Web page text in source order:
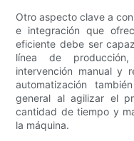
Otro aspecto clave a
e integración que
eficiente debe ser
línea de
intervención manual y
automatización
general al agilizar el
cantidad de tiempo y
la máquina.